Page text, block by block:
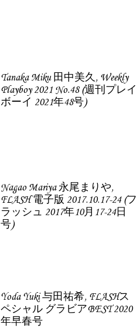
Tanaka Miku 田中美久, Weekly
Playboy 2021 No.48 (週刊プレイ
ボーイ 2021年48号)
Nagao Mariya 永尾まりや,
FLASH 電子版 2017.10.17-24 (フ
ラッシュ 2017年10月17-24日
号)
Yoda Yuki 与田祐希, FLASHス
ペシャル グラビアBEST 2020
年早春号